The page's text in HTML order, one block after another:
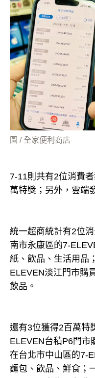
圖 / 全家便利商店
7-11則共有2位消費
萬特獎；另外，雲端
統一超商統計有2位
南市永康區的7-
紙、飲品、生活用品
ELEVEN淡江門市購
飲品。
還有3位獲得2百萬特
ELEVEN台積P6門市
在台北市中山區的7-
麵包、飲品、鮮食；